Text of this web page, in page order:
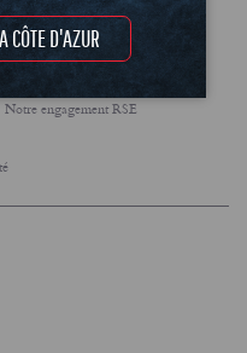
Notre engagement RSE
CÔTE D'AZUR